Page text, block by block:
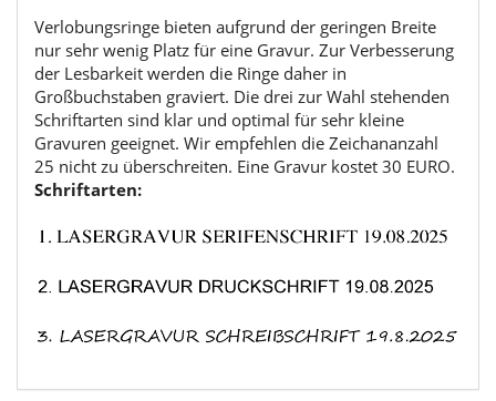
Verlobungsringe bieten aufgrund der geringen Breite
nur sehr wenig Platz für eine Gravur. Zur Verbesserung
der Lesbarkeit werden die Ringe daher in
Großbuchstaben graviert. Die drei zur Wahl stehenden
Schriftarten sind klar und optimal für sehr kleine
Gravuren geeignet. Wir empfehlen die Zeichananzahl
25 nicht zu überschreiten. Eine Gravur kostet 30 EURO.
Schriftarten: